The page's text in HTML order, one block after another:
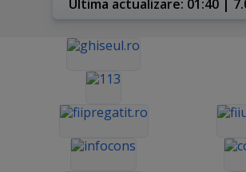
Ultima actualizare: 01:40 |